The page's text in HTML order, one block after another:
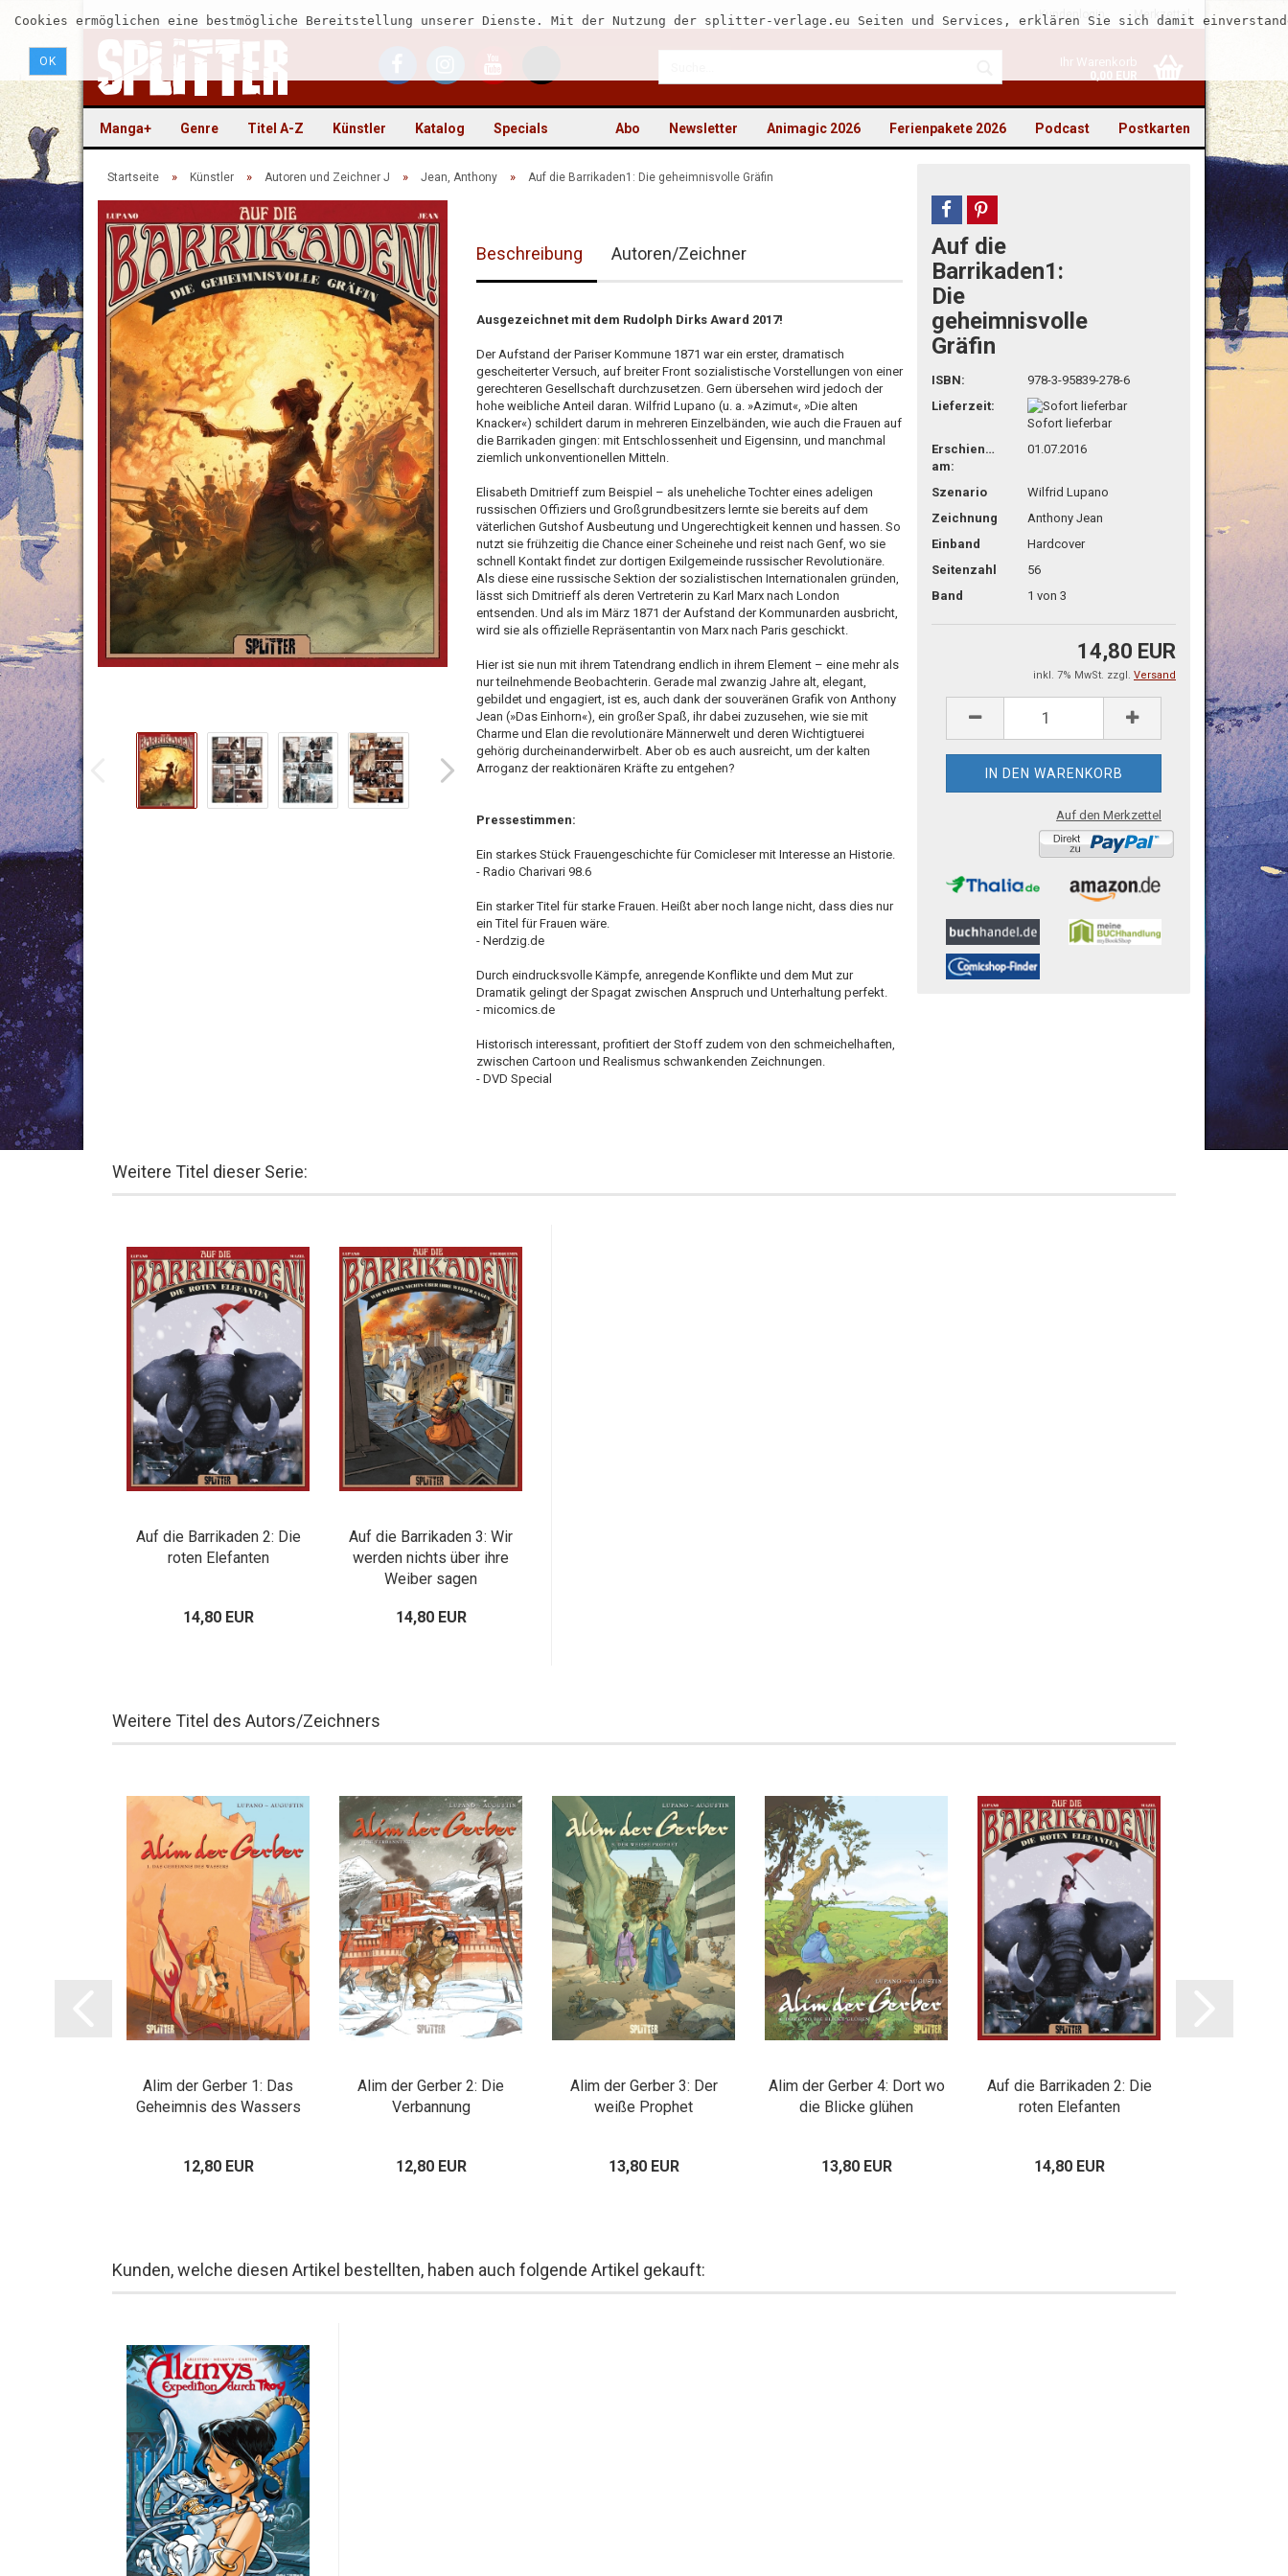
Kundenlogin
Passwort vergessen?
Merkzettel
Ihr Warenkorb
0,00 EUR
Cookies ermöglichen eine bestmögliche Bereitstellung unserer Dienste. Mit der Nutzung der splitter-verlage.eu Seiten und Services, erklären Sie sich damit
OK
Manga+ Genre Titel A-Z Künstler Katalog Specials Postkarten
Podcast
Ferienpakete 2026
Animagic 2026
Newsletter
Abo
Startseite » Künstler » Autoren und Zeichner J » Jean, Anthony » Auf die Barrikaden1: Die geheimnisvolle Gräfin
Beschreibung Autoren/Zeichner
Ausgezeichnet mit dem Rudolph Dirks Award 2017!
Der Aufstand der Pariser Kommune 1871 war ein erster, dramatisch
gescheiterter Versuch, auf breiter Front sozialistische Vorstellungen von einer
gerechteren Gesellschaft durchzusetzen. Gern übersehen wird jedoch der
hohe weibliche Anteil daran. Wilfrid Lupano (u. a. »Azimut«, »Die alten
Knacker«) schildert darum in mehreren Einzelbänden, wie auch die Frauen auf
die Barrikaden gingen: mit Entschlossenheit und Eigensinn, und manchmal
ziemlich unkonventionellen Mitteln.
Elisabeth Dmitrieff zum Beispiel – als uneheliche Tochter eines adeligen
russischen Offiziers und Großgrundbesitzers lernte sie bereits auf dem
väterlichen Gutshof Ausbeutung und Ungerechtigkeit kennen und hassen. So
nutzt sie frühzeitig die Chance einer Scheinehe und reist nach Genf, wo sie
schnell Kontakt findet zur dortigen Exilgemeinde russischer Revolutionäre.
Als diese eine russische Sektion der sozialistischen Internationalen gründen,
lässt sich Dmitrieff als deren Vertreterin zu Karl Marx nach London
entsenden. Und als im März 1871 der Aufstand der Kommunarden ausbricht,
wird sie als offizielle Repräsentantin von Marx nach Paris geschickt.
Hier ist sie nun mit ihrem Tatendrang endlich in ihrem Element – eine mehr als
nur teilnehmende Beobachterin. Gerade mal zwanzig Jahre alt, elegant,
gebildet und engagiert, ist es, auch dank der souveränen Grafik von Anthony
Jean (»Das Einhorn«), ein großer Spaß, ihr dabei zuzusehen, wie sie mit
Charme und Elan die revolutionäre Männerwelt und deren Wichtigtuerei
gehörig durcheinanderwirbelt. Aber ob es auch ausreicht, um der kalten
Arroganz der reaktionären Kräfte zu entgehen?
Pressestimmen:
Ein starkes Stück Frauengeschichte für Comicleser mit Interesse an Historie.
- Radio Charivari 98.6
Ein starker Titel für starke Frauen. Heißt aber noch lange nicht, dass dies nur
ein Titel für Frauen wäre.
- Nerdzig.de
Durch eindrucksvolle Kämpfe, anregende Konflikte und dem Mut zur
Dramatik gelingt der Spagat zwischen Anspruch und Unterhaltung perfekt.
- micomics.de
Historisch interessant, profitiert der Stoff zudem von den schmeichelhaften,
zwischen Cartoon und Realismus schwankenden Zeichnungen.
- DVD Special
teilen pin it
Auf die
Barrikaden1:
Die
geheimnisvolle
Gräfin
ISBN:
978-3-95839-278-6
Lieferzeit:
Sofort lieferbar
Erschienen
am:
01.07.2016
Szenario
Wilfrid Lupano
Zeichnung
Anthony Jean
Einband
Hardcover
Seitenzahl
56
Band
1 von 3
14,80 EUR
inkl. 7% MwSt. zzgl. Versand
Auf den Merkzettel
Weitere Titel dieser Serie:
Auf die Barrikaden 2: Die
roten Elefanten
14,80 EUR
Auf die Barrikaden 3: Wir
werden nichts über ihre
Weiber sagen
14,80 EUR
Weitere Titel des Autors/Zeichners
Alim der Gerber 1: Das
Geheimnis des Wassers
12,80 EUR
Alim der Gerber 2: Die
Verbannung
12,80 EUR
Alim der Gerber 3: Der
weiße Prophet
13,80 EUR
Alim der Gerber 4: Dort wo
die Blicke glühen
13,80 EUR
Auf die Barrikaden 2: Die
roten Elefanten
14,80 EUR
Kunden, welche diesen Artikel bestellten, haben auch folgende Artikel gekauft: